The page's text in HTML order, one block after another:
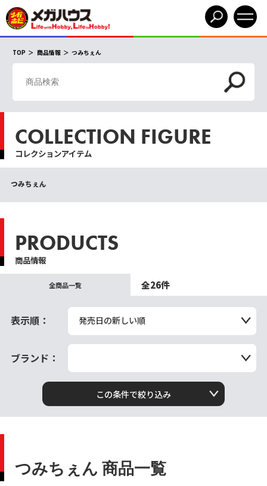
TOP 商品情報 つみちぇん
COLLECTION FIGURE
コレクションアイテム
つみちぇん
PRODUCTS
商品情報
全商品一覧 全26件
表示順： 発売日の新しい順
ブランド：
この条件で絞り込み
つみちぇん 商品一覧